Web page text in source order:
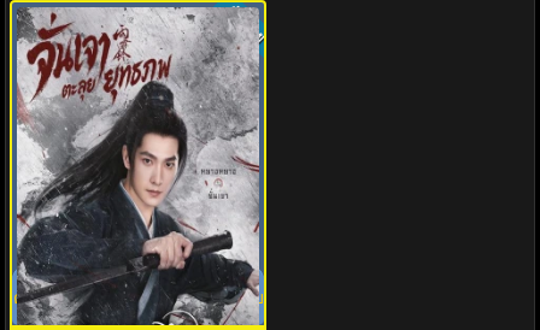
Zhan Zhao Adventures จั่นเจา
ตะลุยยุทธภพ (2026) พากย์ไทย ซับ
ไทย EP.1-37 (จบ)
5.0 ซับไทย